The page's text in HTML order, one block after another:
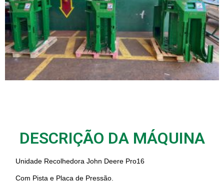
DESCRIÇÃO DA MÁQUINA
Unidade Recolhedora John Deere Pro16
Com Pista e Placa de Pressão.